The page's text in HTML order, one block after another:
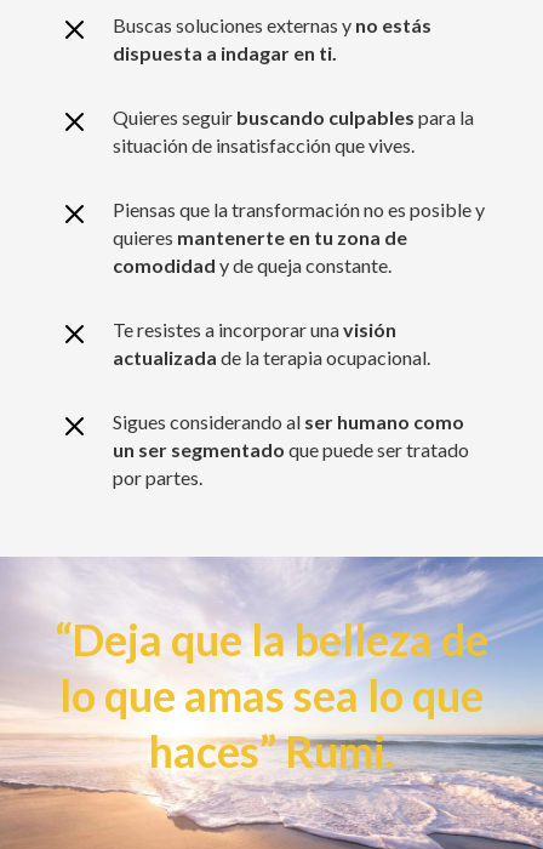
M Buscas soluciones externas y no estás
dispuesta a indagar en ti.
M Quieres seguir buscando culpables para la
situación de insatisfacción que vives.
M
Piensas que la transformación no es posible y
quieres mantenerte en tu zona de
comodidad y de queja constante.
M Te resistes a incorporar unavisión
actualizada de la terapia ocupacional.
M Sigues considerando al ser humano como
un ser segmentado que puede ser tratado
por partes.
“Deja que la belleza de
lo que amas sea lo que
haces” Rumi.